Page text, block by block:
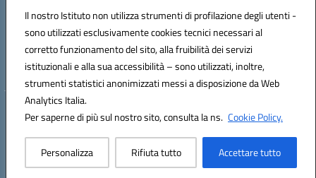
Il nostro Istituto non utilizza strumenti di profilazione degli utenti -
sono utilizzati esclusivamente cookies tecnici necessari al
corretto funzionamento del sito, alla fruibilità dei servizi
istituzionali e alla sua accessibilità – sono utilizzati, inoltre,
strumenti statistici anonimizzati messi a disposizione da Web
Analytics Italia.
Per saperne di più sul nostro sito, consulta la ns. Cookie Policy.
Personalizza Rifiuta tutto Accettare tutto
Codice fiscale: 80009710619
Codice meccanografico:CEIC818008
Codice Indice delle Pubbliche Amministrazioni (IPA): istsc_ceic818008
Codice unico di fatturazione (CUF): UF0QMA
Hosting & Powered by 3D Solution S.r.l.
Concept & Design by Designers Italia